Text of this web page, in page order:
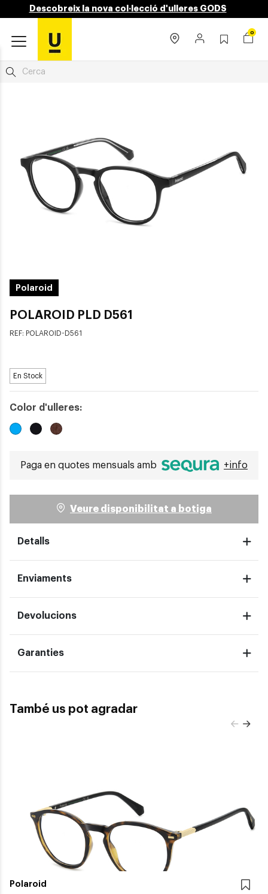
Descobreix la nova col·lecció d'ulleres GODS
0
Polaroid
POLAROID PLD D561
REF: POLAROID-D561
En Stock
Color d'ulleres:
Paga en quotes mensuals amb +info
Veure disponibilitat a botiga
Detalls
Enviaments
Devolucions
Garanties
També us pot agradar
Polaroid